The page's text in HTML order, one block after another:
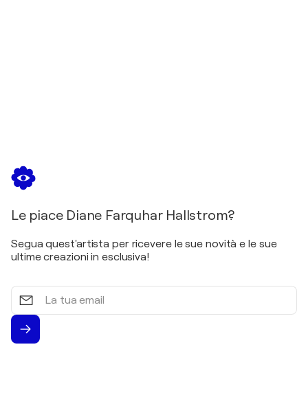
Le piace Diane Farquhar Hallstrom?
Segua quest'artista per ricevere le sue novità e le sue
ultime creazioni in esclusiva!
La
tua
email